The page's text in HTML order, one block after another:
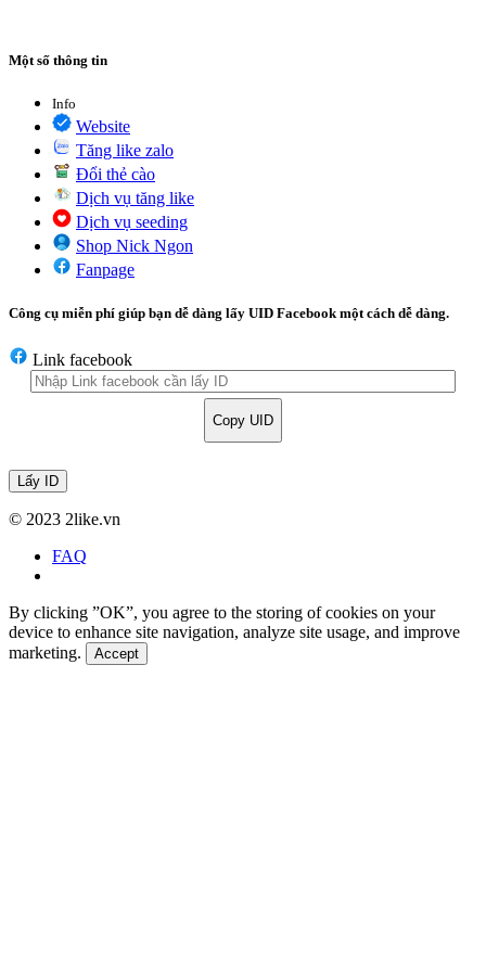
Một số thông tin
Info
Website
Tăng like zalo
Đổi thẻ cào
Dịch vụ tăng like
Dịch vụ seeding
Shop Nick Ngon
Fanpage
Công cụ miễn phí giúp bạn dễ dàng lấy UID Facebook một cách dễ dàng.
Link facebook
Copy UID
Lấy ID
© 2023 2like.vn
FAQ
By clicking ”OK”, you agree to the storing of cookies on your
device to enhance site navigation, analyze site usage, and improve
marketing.
Accept